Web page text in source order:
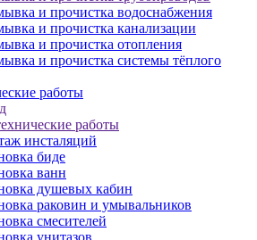
и прочистка водоснабжения
и прочистка канализации
и прочистка отопления
и прочистка системы тёплого
работы
работы
инсталяций
биде
ванн
душевых кабин
раковин и умывальников
смесителей
унитазов